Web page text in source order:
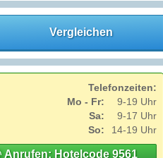
Vergleichen
Telefonzeiten:
Mo - Fr:
9-19 Uhr
Sa:
9-17 Uhr
So:
14-19 Uhr
Anrufen: Hotelcode 9561